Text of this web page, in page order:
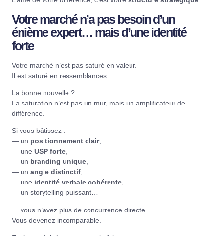
Votre marché n’a pas besoin d’un
énième expert… mais d’une identité
forte
Votre marché n’est pas saturé en valeur.
Il est saturé en ressemblances.
La bonne nouvelle ?
La saturation n’est pas un mur, mais un amplificateur de
différence.
Si vous bâtissez :
— un positionnement clair,
— une USP forte,
— un branding unique,
— un angle distinctif,
— une identité verbale cohérente,
— un storytelling puissant…
… vous n’avez plus de concurrence directe.
Vous devenez incomparable.